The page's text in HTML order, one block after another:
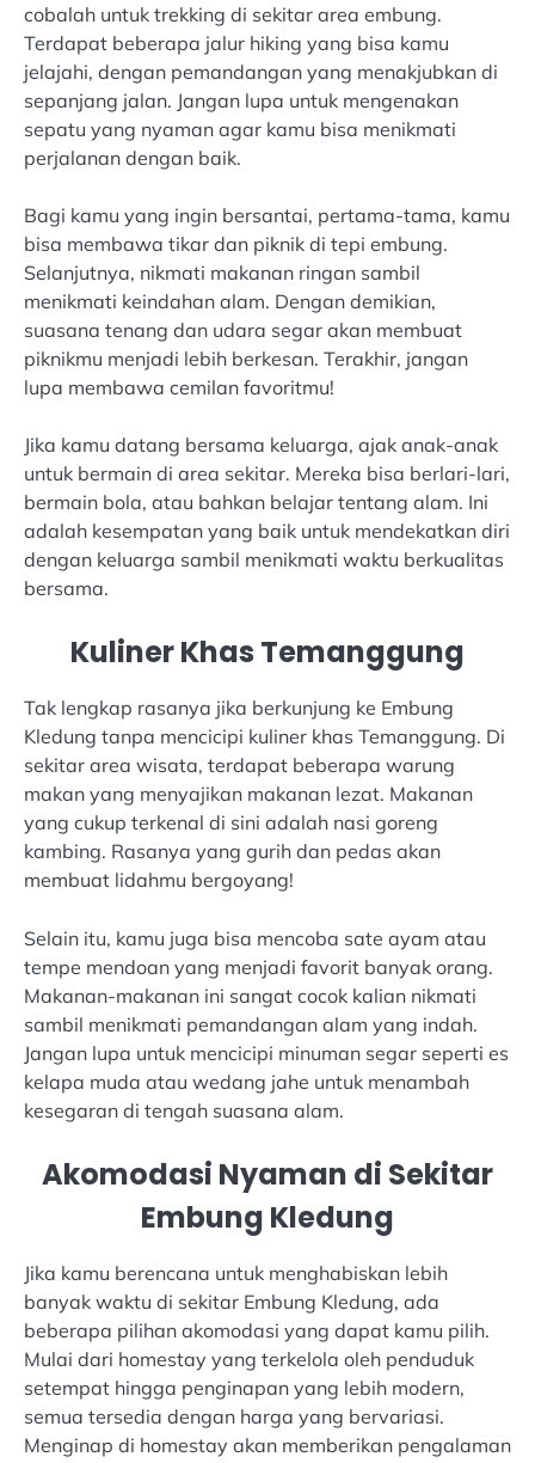
cobalah untuk trekking di sekitar area embung.
Terdapat beberapa jalur hiking yang bisa kamu
jelajahi, dengan pemandangan yang menakjubkan di
sepanjang jalan. Jangan lupa untuk mengenakan
sepatu yang nyaman agar kamu bisa menikmati
perjalanan dengan baik.
Bagi kamu yang ingin bersantai, pertama-tama, kamu
bisa membawa tikar dan piknik di tepi embung.
Selanjutnya, nikmati makanan ringan sambil
menikmati keindahan alam. Dengan demikian,
suasana tenang dan udara segar akan membuat
piknikmu menjadi lebih berkesan. Terakhir, jangan
lupa membawa cemilan favoritmu!
Jika kamu datang bersama keluarga, ajak anak-anak
untuk bermain di area sekitar. Mereka bisa berlari-lari,
bermain bola, atau bahkan belajar tentang alam. Ini
adalah kesempatan yang baik untuk mendekatkan diri
dengan keluarga sambil menikmati waktu berkualitas
bersama.
Kuliner Khas Temanggung
Tak lengkap rasanya jika berkunjung ke Embung
Kledung tanpa mencicipi kuliner khas Temanggung. Di
sekitar area wisata, terdapat beberapa warung
makan yang menyajikan makanan lezat. Makanan
yang cukup terkenal di sini adalah nasi goreng
kambing. Rasanya yang gurih dan pedas akan
membuat lidahmu bergoyang!
Selain itu, kamu juga bisa mencoba sate ayam atau
tempe mendoan yang menjadi favorit banyak orang.
Makanan-makanan ini sangat cocok kalian nikmati
sambil menikmati pemandangan alam yang indah.
Jangan lupa untuk mencicipi minuman segar seperti es
kelapa muda atau wedang jahe untuk menambah
kesegaran di tengah suasana alam.
Akomodasi Nyaman di Sekitar
Embung Kledung
Jika kamu berencana untuk menghabiskan lebih
banyak waktu di sekitar Embung Kledung, ada
beberapa pilihan akomodasi yang dapat kamu pilih.
Mulai dari homestay yang terkelola oleh penduduk
setempat hingga penginapan yang lebih modern,
semua tersedia dengan harga yang bervariasi.
Menginap di homestay akan memberikan pengalaman